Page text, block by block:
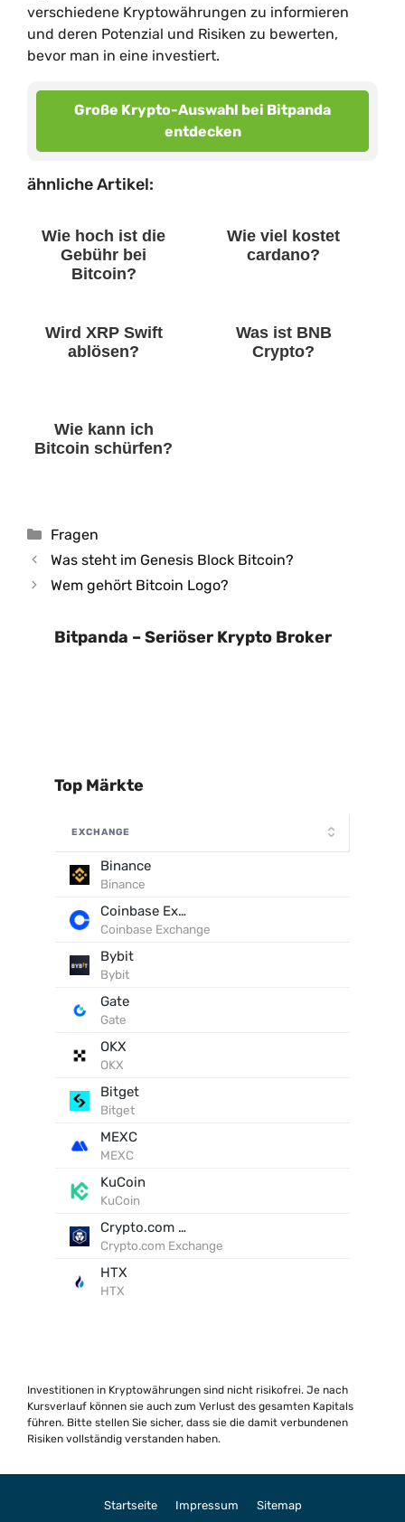
verschiedene Kryptowährungen zu informieren
und deren Potenzial und Risiken zu bewerten,
bevor man in eine investiert.
Große Krypto-Auswahl bei Bitpanda
entdecken
ähnliche Artikel:
Wie hoch ist die
Gebühr bei
Bitcoin?
Wie viel kostet
cardano?
Wird XRP Swift
ablösen?
Was ist BNB
Crypto?
Wie kann ich
Bitcoin schürfen?
Kategorien
Fragen
Was steht im Genesis Block Bitcoin?
Wem gehört Bitcoin Logo?
Bitpanda – Seriöser Krypto Broker
Top Märkte
EXCHANGE
Binance
Binance
Coinbase Exchange
Coinbase Exchange
Bybit
Bybit
Gate
Gate
OKX
OKX
Bitget
Bitget
MEXC
MEXC
KuCoin
KuCoin
Crypto.com Exchange
Crypto.com Exchange
HTX
HTX
Investitionen in Kryptowährungen sind nicht risikofrei. Je nach
Kursverlauf können sie auch zum Verlust des gesamten Kapitals
führen. Bitte stellen Sie sicher, dass sie die damit verbundenen
Risiken vollständig verstanden haben.
Startseite Impressum Sitemap